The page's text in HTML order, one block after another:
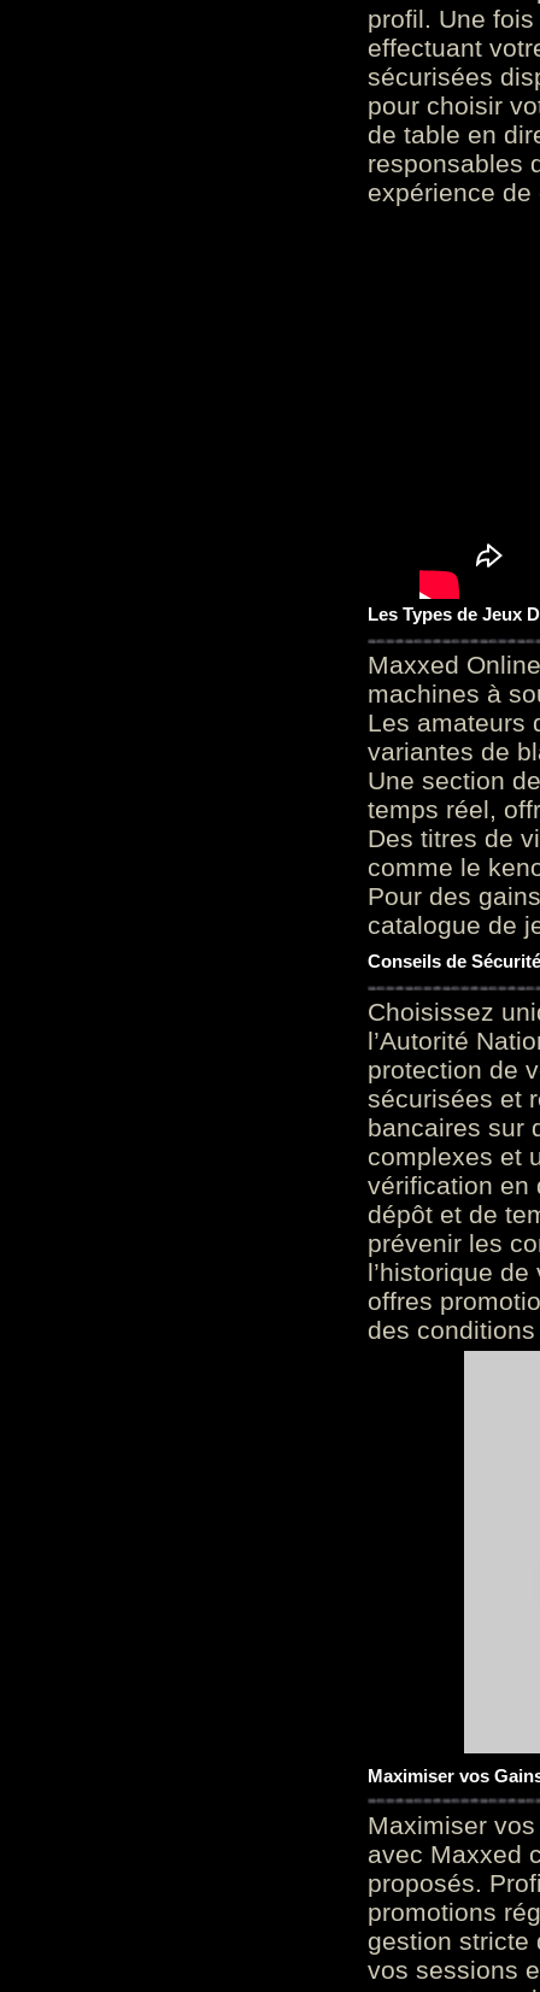
profil. Une
effectuant
sécurisées
pour choisir
de table en
responsables
expérience
Les Types de Jeux
Maxxed
machines à
Les amateurs
variantes de
Une section
temps réel,
Des titres de
comme le
Pour des
catalogue de
Conseils de
Choisissez
l’Autorité
protection de
sécurisées et
bancaires sur
complexes et
vérification en
dépôt et de
prévenir les
l’historique
offres
des
Maximiser vos
Maximiser
avec Maxxed
proposés.
promotions
gestion stricte
vos sessions